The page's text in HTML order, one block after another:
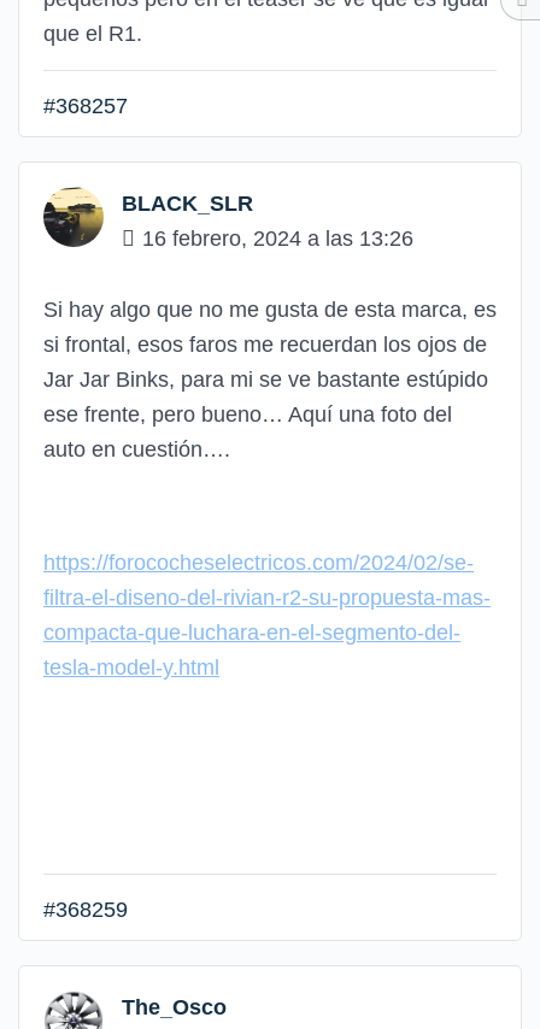
que el R1.
#368257
BLACK_SLR
16 febrero, 2024 a las 13:26
Si hay algo que no me gusta de esta marca, es
si frontal, esos faros me recuerdan los ojos de
Jar Jar Binks, para mi se ve bastante estúpido
ese frente, pero bueno… Aquí una foto del
auto en cuestión….
https://forococheselectricos.com/2024/02/se-
filtra-el-diseno-del-rivian-r2-su-propuesta-mas-
compacta-que-luchara-en-el-segmento-del-
tesla-model-y.html
#368259
The_Osco